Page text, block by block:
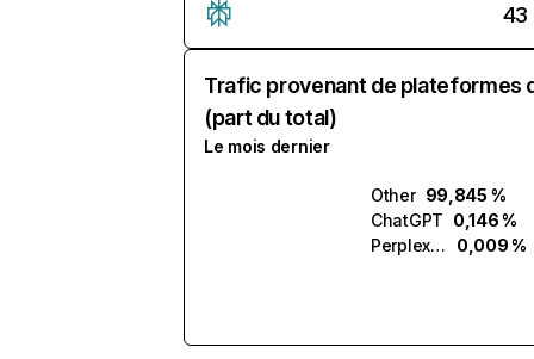
43
Trafic provenant de plateformes
(part du total)
Le mois dernier
Other 99,845 %
ChatGPT 0,146 %
Perplexity
0,009 %